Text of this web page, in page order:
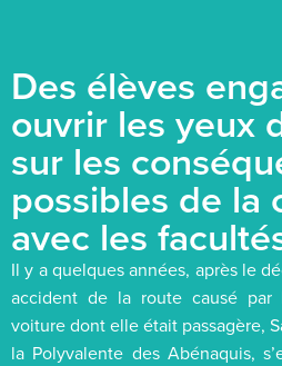
Des élèves
ouvrir les yeux
sur les
possibles de la
avec les
Il y a quelques années, après le
accident de la route causé
voiture dont elle était passagère,
la Polyvalente des Abénaquis,